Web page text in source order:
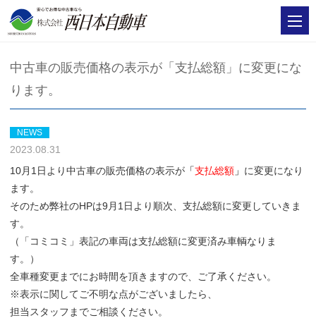
中古車の販売価格の表示が「支払総額」に変更にな
ります。
NEWS
2023.08.31
10月1日より中古車の販売価格の表示が 「支払総額 」 に変更になり
ます。
そのため弊社のHPは9月1日より順次、支払総額に変更していきま
す。
（「コミコミ」表記の車両は支払総額に変更済み車輌なりま
す。）
全車種変更までにお時間を頂きますので、ご了承ください。
※表示に関してご不明な点がございましたら、
担当スタッフまでご相談ください。